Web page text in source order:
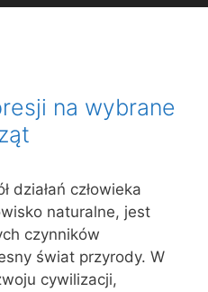
na wybrane
działań człowieka
naturalne, jest
czynników
świat przyrody. W
cywilizacji,